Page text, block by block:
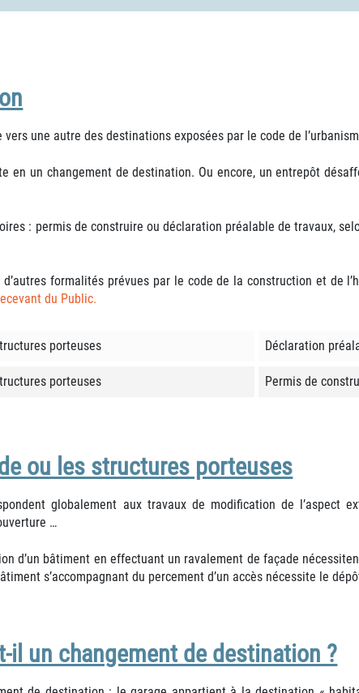
une autre des destinations exposées par le code de
en un changement de destination. Ou encore, un entrepôt
: permis de construire ou déclaration préalable de travaux,
formalités prévues par le code de la construction et de
du Public.
porteuses Déclaration
porteuses Permis de
ou les structures porteuses
globalement aux travaux de modification de l’aspect
…
d’un bâtiment en effectuant un ravalement de façade
s’accompagnant du percement d’un accès nécessite le
il un changement de destination ?